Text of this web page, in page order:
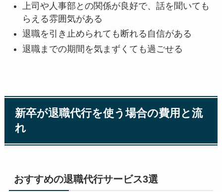
上司や人事部との関係が良好で、話を聞いても
らえる雰囲気がある
退職を引き止められても断れる自信がある
退職までの期間を気まずくても過ごせる
新卒が退職代行を使う場合の費用と流
れ
おすすめの退職代行サービス3選